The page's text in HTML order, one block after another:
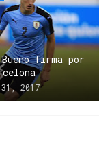
firma por
2017